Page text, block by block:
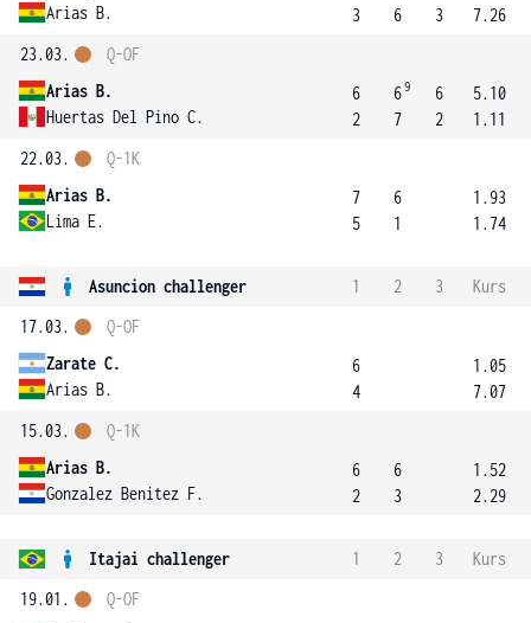
Arias B.
3
6
3
7.26
23.03.
Arias B.
Huertas Del Pino C.
Q-OF
6
2
69
7
6
2
5.10
1.11
22.03.
Arias B.
Lima E.
Q-1K
7
5
6
1
1.93
1.74
Asuncion challenger 1 2 3
Kurs
17.03.
Zarate C.
Arias B.
Q-OF
6
4
1.05
7.07
15.03.
Arias B.
Gonzalez Benitez F.
Q-1K
6
2
6
3
1.52
2.29
Itajai challenger 1 2 3
Kurs
19.01.
Q-OF